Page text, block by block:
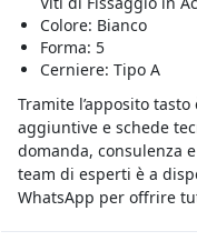
Colore: Bianco
Forma: 5
Cerniere: Tipo A
Tramite l’apposito
aggiuntive e schede
domanda, consulenza
team di esperti è a
WhatsApp per offrire